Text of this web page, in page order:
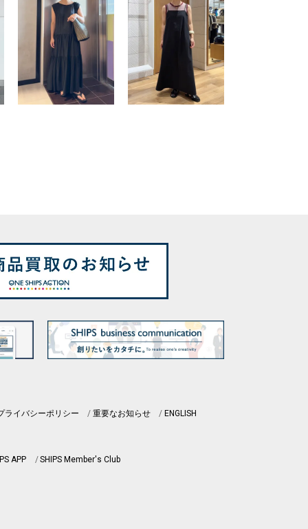
ライバシーポリシー 重要なお知らせ ENGLISH
APP SHIPS Member's Club